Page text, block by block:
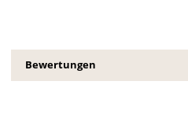
Bewertungen